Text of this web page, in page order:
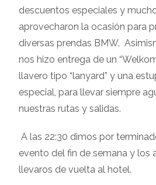
descuentos especiales y
aprovecharon la ocasión para
diversas prendas BMW.
nos hizo entrega de un
llavero tipo “lanyard” y una
especial, para llevar siempre
nuestras rutas y salidas.
A las 22:30 dimos por
evento del fin de semana y los
llevaros de vuelta al hotel.